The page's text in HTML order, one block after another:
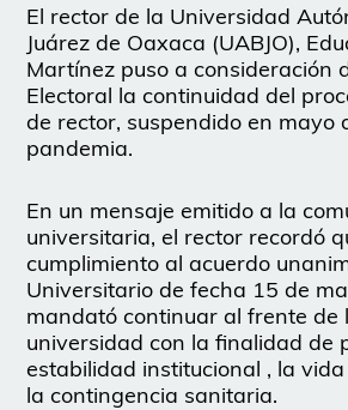
El rector de la Universidad
Juárez de Oaxaca (UABJO),
Martínez puso a consideración
Electoral la continuidad del
de rector, suspendido en mayo
pandemia.
En un mensaje emitido a la
universitaria, el rector recordó
cumplimiento al acuerdo
Universitario de fecha 15 de
mandató continuar al frente de
universidad con la finalidad de
estabilidad institucional , la
la contingencia sanitaria.